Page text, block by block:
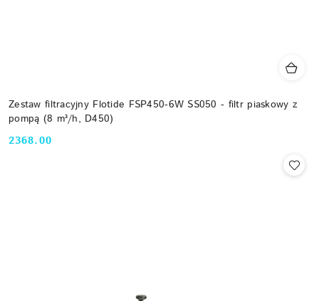
Zestaw filtracyjny Flotide FSP450-6W SS050 - filtr piaskowy z
pompą (8 m³/h, D450)
Cena:
2368.00